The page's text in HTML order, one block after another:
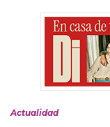
Actualidad